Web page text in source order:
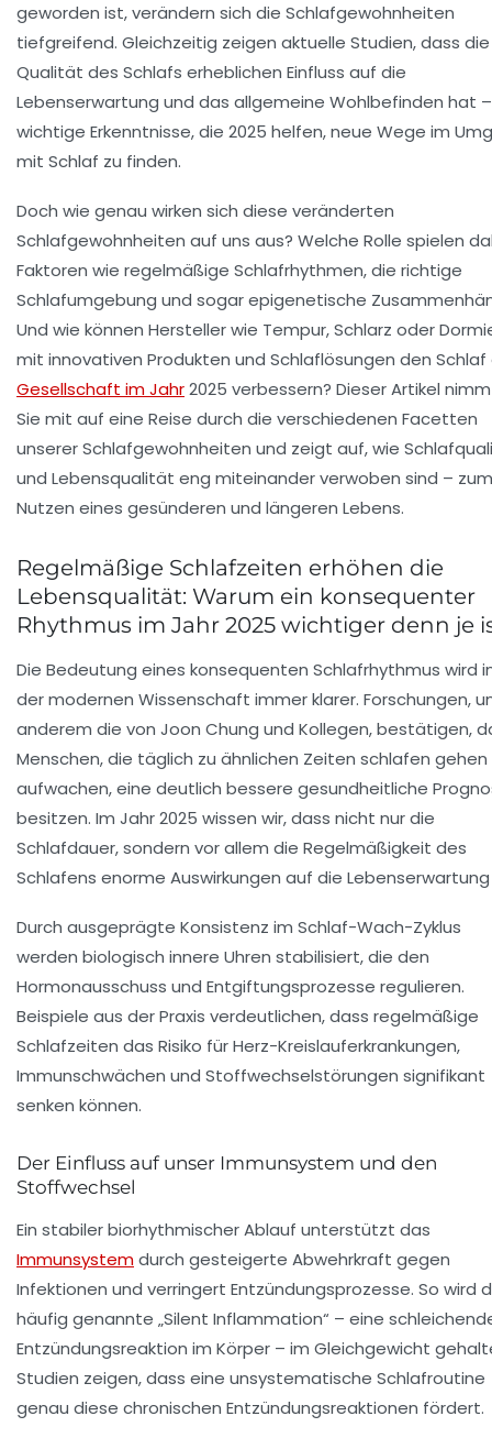
geworden ist, verändern sich die Schlafgewohnheiten
tiefgreifend. Gleichzeitig zeigen aktuelle Studien, dass die
Qualität des Schlafs erheblichen Einfluss auf die
Lebenserwartung und das allgemeine Wohlbefinden hat –
wichtige Erkenntnisse, die 2025 helfen, neue Wege im
mit Schlaf zu finden.
Doch wie genau wirken sich diese veränderten
Schlafgewohnheiten auf uns aus? Welche Rolle spielen
Faktoren wie regelmäßige Schlafrhythmen, die richtige
Schlafumgebung und sogar epigenetische
Und wie können Hersteller wie Tempur, Schlarz oder
mit innovativen Produkten und Schlaflösungen den Schlaf
Gesellschaft im Jahr2025 verbessern? Dieser Artikel
Sie mit auf eine Reise durch die verschiedenen Facetten
unserer Schlafgewohnheiten und zeigt auf, wie
und Lebensqualität eng miteinander verwoben sind – zum
Nutzen eines gesünderen und längeren Lebens.
Regelmäßige Schlafzeiten erhöhen die
Lebensqualität: Warum ein konsequenter
Rhythmus im Jahr 2025 wichtiger denn je
Die Bedeutung eines konsequenten Schlafrhythmus wird
der modernen Wissenschaft immer klarer. Forschungen,
anderem die von Joon Chung und Kollegen, bestätigen,
Menschen, die täglich zu ähnlichen Zeiten schlafen gehen
aufwachen, eine deutlich bessere gesundheitliche
besitzen. Im Jahr 2025 wissen wir, dass nicht nur die
Schlafdauer, sondern vor allem die Regelmäßigkeit des
Schlafens enorme Auswirkungen auf die
Durch ausgeprägte Konsistenz im Schlaf-Wach-Zyklus
werden biologisch innere Uhren stabilisiert, die den
Hormonausschuss und Entgiftungsprozesse regulieren.
Beispiele aus der Praxis verdeutlichen, dass regelmäßige
Schlafzeiten das Risiko für Herz-Kreislauferkrankungen,
Immunschwächen und Stoffwechselstörungen signifikant
senken können.
Der Einfluss auf unser Immunsystem und den
Stoffwechsel
Ein stabiler biorhythmischer Ablauf unterstützt das
Immunsystemdurch gesteigerte Abwehrkraft gegen
Infektionen und verringert Entzündungsprozesse. So wird
häufig genannte „Silent Inflammation“ – eine
Entzündungsreaktion im Körper – im Gleichgewicht
Studien zeigen, dass eine unsystematische Schlafroutine
genau diese chronischen Entzündungsreaktionen fördert.